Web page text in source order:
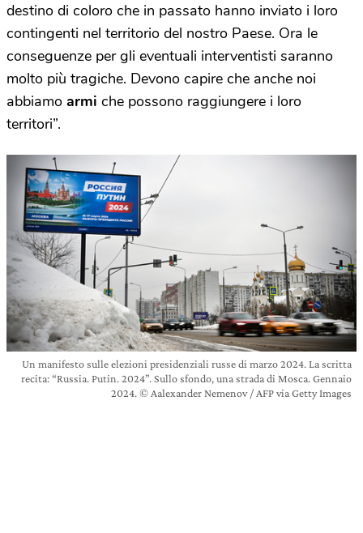
destino di coloro che in passato hanno inviato i loro
contingenti nel territorio del nostro Paese. Ora le
conseguenze per gli eventuali interventisti saranno
molto più tragiche. Devono capire che anche noi
abbiamo armi che possono raggiungere i loro
territori”.
Un manifesto sulle elezioni presidenziali russe di marzo 2024. La scritta
recita: “Russia. Putin. 2024”. Sullo sfondo, una strada di Mosca. Gennaio
2024. © Aalexander Nemenov / AFP via Getty Images